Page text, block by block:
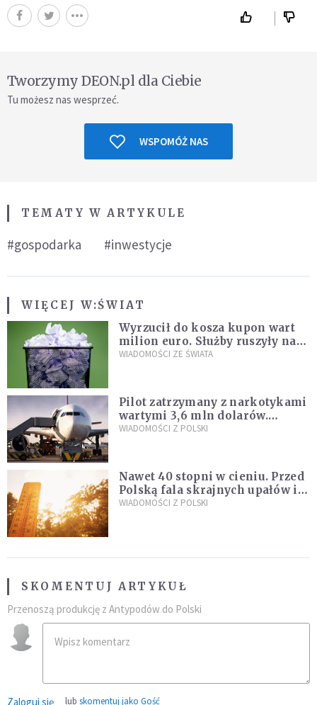
Tworzymy DEON.pl dla Ciebie
Tu możesz nas wesprzeć.
WSPOMÓŻ NAS
TEMATY W ARTYKULE
#gospodarka #inwestycje
WIĘCEJ W:ŚWIAT
Wyrzucił do kosza kupon wart
milion euro. Służby ruszyły na
poszukiwania
WIADOMOŚCI ZE ŚWIATA
Pilot zatrzymany z narkotykami
wartymi 3,6 mln dolarów.
Śledczy podejrzewają, że latał
WIADOMOŚCI Z POLSKI
Nawet 40 stopni w cieniu. Przed
Polską fala skrajnych upałów i
gwałtowne burze
WIADOMOŚCI Z POLSKI
SKOMENTUJ ARTYKUŁ
Przenoszą produkcję z Antypodów do Polski
Zaloguj się lub skomentuj jako Gość